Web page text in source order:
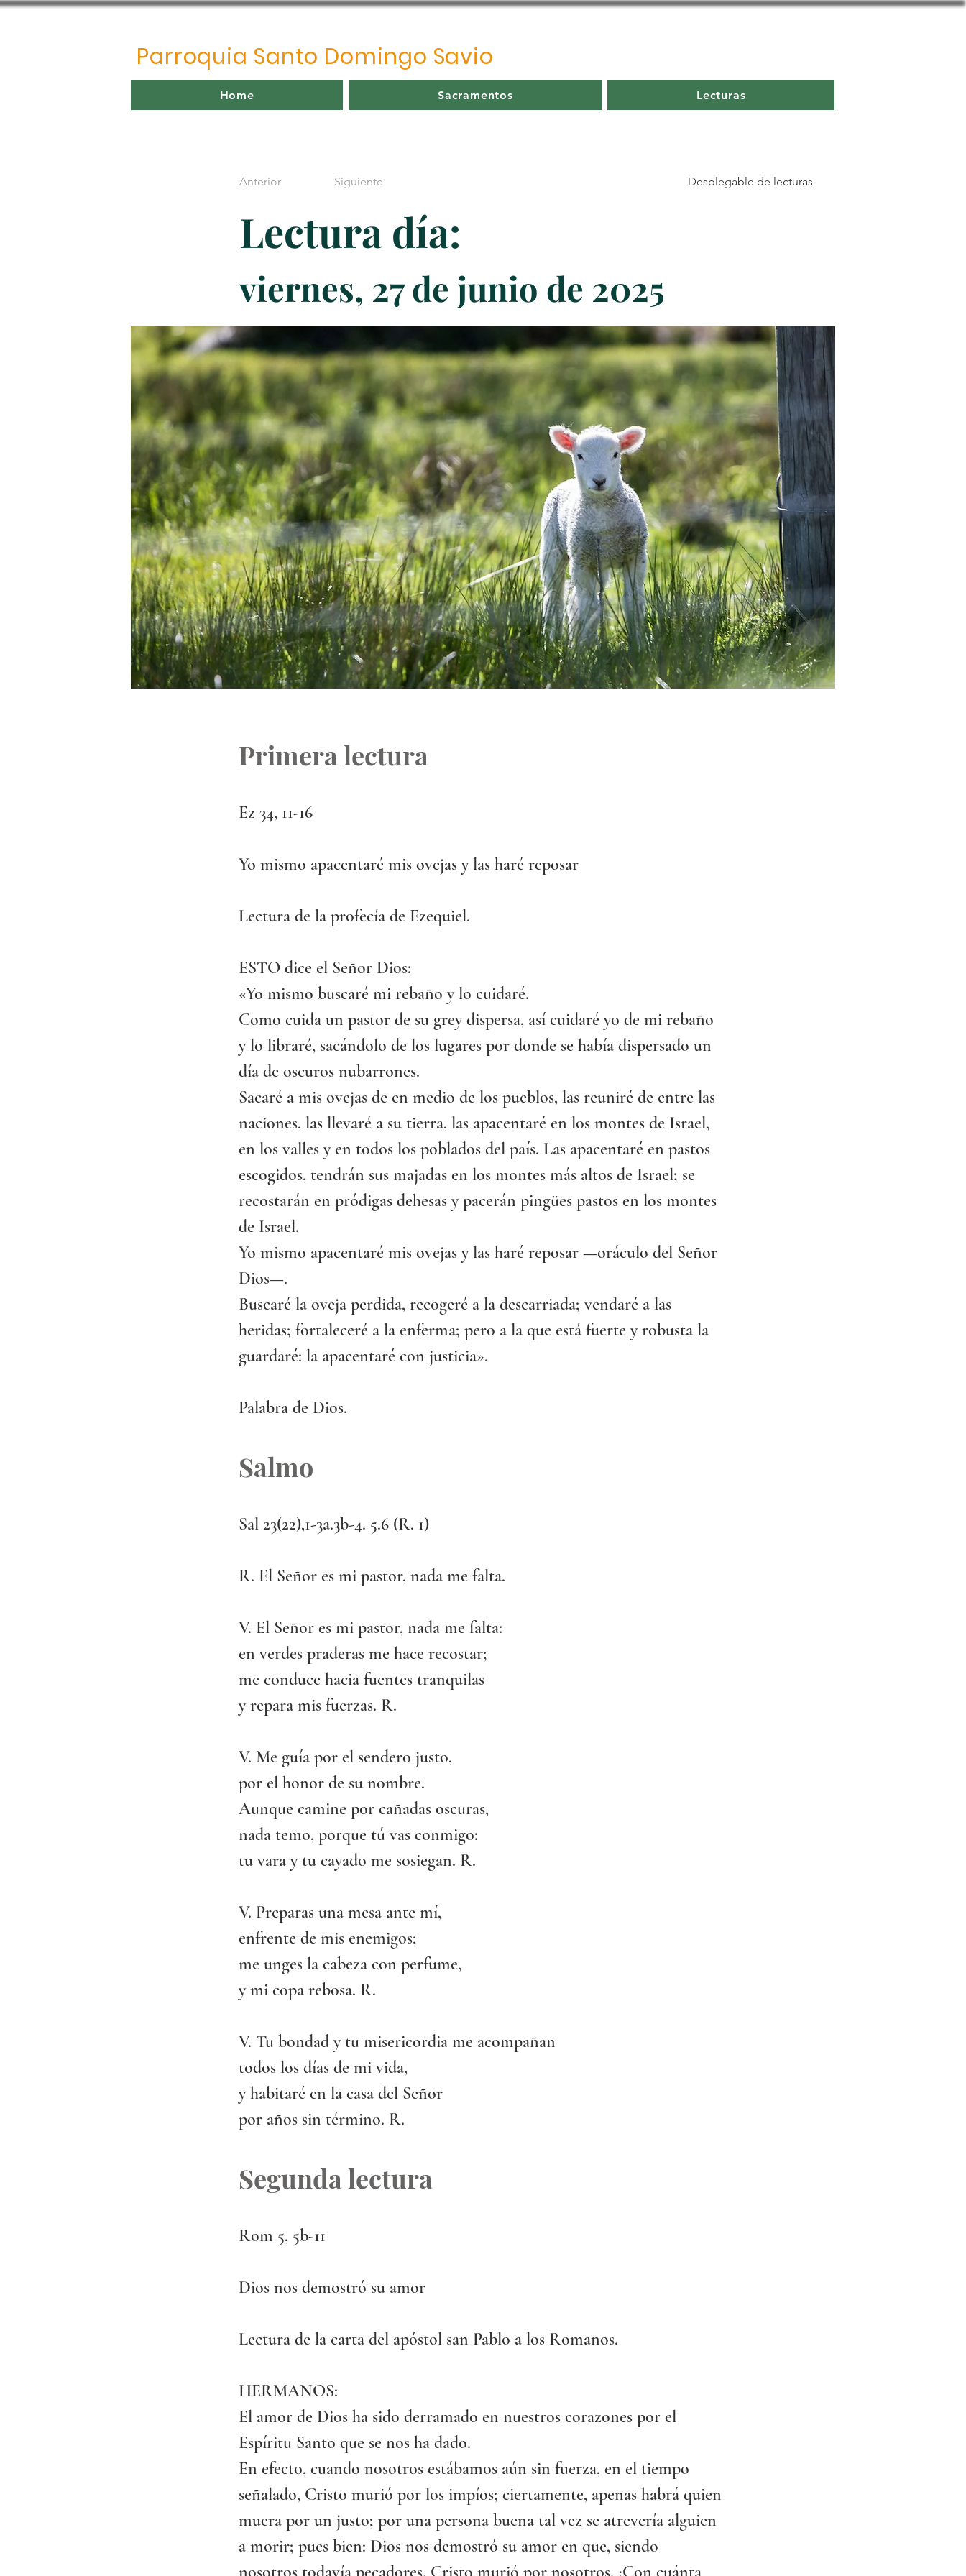
Parroquia Santo Domingo Savio
Home Sacramentos Lecturas
Anterior Siguiente Desplegable de lecturas
Lectura día:
viernes, 27 de junio de 2025
Primera lectura
Ez 34, 11-16
Yo mismo apacentaré mis ovejas y las haré reposar
Lectura de la profecía de Ezequiel.
ESTO dice el Señor Dios:
«Yo mismo buscaré mi rebaño y lo cuidaré.
Como cuida un pastor de su grey dispersa, así cuidaré yo de mi rebaño
y lo libraré, sacándolo de los lugares por donde se había dispersado un
día de oscuros nubarrones.
Sacaré a mis ovejas de en medio de los pueblos, las reuniré de entre las
naciones, las llevaré a su tierra, las apacentaré en los montes de Israel,
en los valles y en todos los poblados del país. Las apacentaré en pastos
escogidos, tendrán sus majadas en los montes más altos de Israel; se
recostarán en pródigas dehesas y pacerán pingües pastos en los montes
de Israel.
Yo mismo apacentaré mis ovejas y las haré reposar —oráculo del Señor
Dios—.
Buscaré la oveja perdida, recogeré a la descarriada; vendaré a las
heridas; fortaleceré a la enferma; pero a la que está fuerte y robusta la
guardaré: la apacentaré con justicia».
Palabra de Dios.
Salmo
Sal 23(22),1-3a.3b-4. 5.6 (R. 1)
R. El Señor es mi pastor, nada me falta.
V. El Señor es mi pastor, nada me falta:
en verdes praderas me hace recostar;
me conduce hacia fuentes tranquilas
y repara mis fuerzas. R.
V. Me guía por el sendero justo,
por el honor de su nombre.
Aunque camine por cañadas oscuras,
nada temo, porque tú vas conmigo:
tu vara y tu cayado me sosiegan. R.
V. Preparas una mesa ante mí,
enfrente de mis enemigos;
me unges la cabeza con perfume,
y mi copa rebosa. R.
V. Tu bondad y tu misericordia me acompañan
todos los días de mi vida,
y habitaré en la casa del Señor
por años sin término. R.
Segunda lectura
Rom 5, 5b-11
Dios nos demostró su amor
Lectura de la carta del apóstol san Pablo a los Romanos.
HERMANOS:
El amor de Dios ha sido derramado en nuestros corazones por el
Espíritu Santo que se nos ha dado.
En efecto, cuando nosotros estábamos aún sin fuerza, en el tiempo
señalado, Cristo murió por los impíos; ciertamente, apenas habrá quien
muera por un justo; por una persona buena tal vez se atrevería alguien
a morir; pues bien: Dios nos demostró su amor en que, siendo